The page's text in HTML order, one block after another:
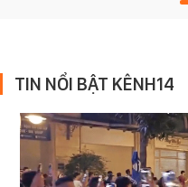
TIN NỔI BẬT KÊNH14